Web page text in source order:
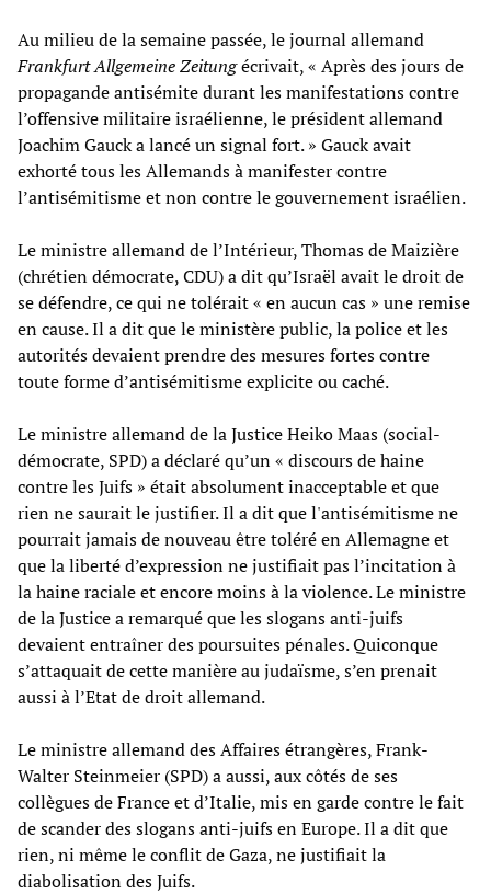
Au milieu de la semaine passée, le journal allemand
Frankfurt Allgemeine Zeitungécrivait, « Après des jours de
propagande antisémite durant les manifestations contre
l’offensive militaire israélienne, le président allemand
Joachim Gauck a lancé un signal fort. » Gauck avait
exhorté tous les Allemands à manifester contre
l’antisémitisme et non contre le gouvernement israélien.
Le ministre allemand de l’Intérieur, Thomas de Maizière
(chrétien démocrate, CDU) a dit qu’Israël avait le droit de
se défendre, ce qui ne tolérait « en aucun cas » une remise
en cause. Il a dit que le ministère public, la police et les
autorités devaient prendre des mesures fortes contre
toute forme d’antisémitisme explicite ou caché.
Le ministre allemand de la Justice Heiko Maas (social-
démocrate, SPD) a déclaré qu’un « discours de haine
contre les Juifs » était absolument inacceptable et que
rien ne saurait le justifier. Il a dit que l'antisémitisme ne
pourrait jamais de nouveau être toléré en Allemagne et
que la liberté d’expression ne justifiait pas l’incitation à
la haine raciale et encore moins à la violence. Le ministre
de la Justice a remarqué que les slogans anti-juifs
devaient entraîner des poursuites pénales. Quiconque
s’attaquait de cette manière au judaïsme, s’en prenait
aussi à l’Etat de droit allemand.
Le ministre allemand des Affaires étrangères, Frank-
Walter Steinmeier (SPD) a aussi, aux côtés de ses
collègues de France et d’Italie, mis en garde contre le fait
de scander des slogans anti-juifs en Europe. Il a dit que
rien, ni même le conflit de Gaza, ne justifiait la
diabolisation des Juifs.